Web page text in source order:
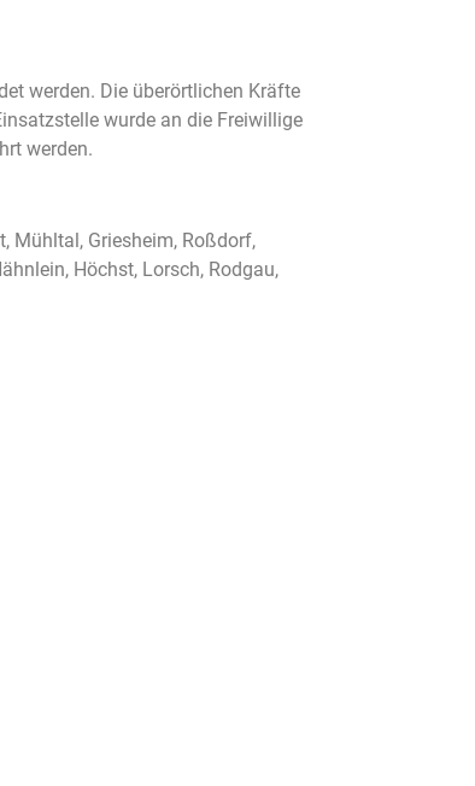
werden. Die überörtlichen Kräfte
wurde an die Freiwillige
werden.
Mühltal, Griesheim, Roßdorf,
Höchst, Lorsch, Rodgau,